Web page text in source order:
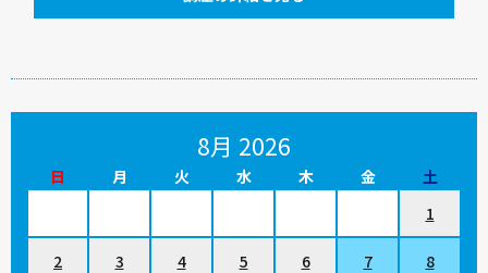
8月 2026
日 月 火 水 木 金
土
1
2 3 4 5 6 7 8